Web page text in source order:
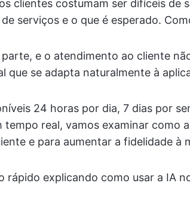
clientes costumam ser difíceis de
serviços e o que é esperado.
e o atendimento ao cliente
que se adapta naturalmente à
24 horas por dia, 7 dias por
tempo real, vamos examinar como
e para aumentar a fidelidade à
rápido explicando como usar a IA